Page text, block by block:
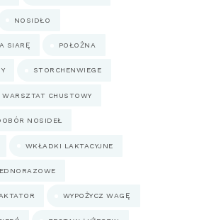
NOSIDŁO
SIARĘ POŁOŻNA
STORCHENWIEGE
WARSZTAT CHUSTOWY
NOSIDEŁ
WKŁADKI LAKTACYJNE
WYPOŻYCZ WAGĘ